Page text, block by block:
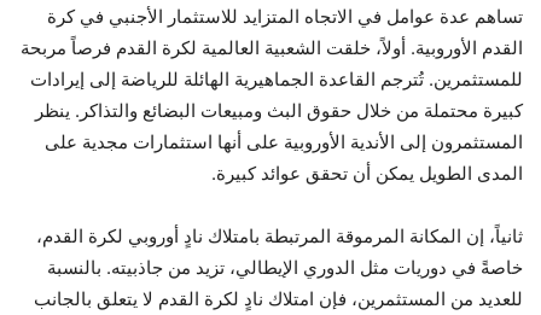
تساهم عدة عوامل في الاتجاه المتزايد للاستثمار الأجنبي في كرة
القدم الأوروبية. أولاً، خلقت الشعبية العالمية لكرة القدم فرصاً مربحة
للمستثمرين. تُترجم القاعدة الجماهيرية الهائلة للرياضة إلى إيرادات
كبيرة محتملة من خلال حقوق البث ومبيعات البضائع والتذاكر. ينظر
المستثمرون إلى الأندية الأوروبية على أنها استثمارات مجدية على
المدى الطويل يمكن أن تحقق عوائد كبيرة.
ثانياً، إن المكانة المرموقة المرتبطة بامتلاك نادٍ أوروبي لكرة القدم،
خاصةً في دوريات مثل الدوري الإيطالي، تزيد من جاذبيته. بالنسبة
للعديد من المستثمرين، فإن امتلاك نادٍ لكرة القدم لا يتعلق بالجانب